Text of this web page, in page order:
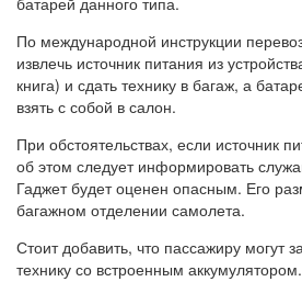
По международной инструкции
извлечь источник питания из
книга) и сдать технику в багаж, а
взять с собой в салон.
При обстоятельствах, если источник
об этом следует информировать
Гаджет будет оценен опасным. Его
багажном отделении самолета.
Стоит добавить, что пассажиру могут
технику со встроенным аккумулятором.